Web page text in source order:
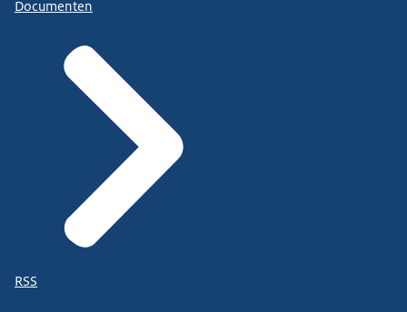
Documenten
RSS